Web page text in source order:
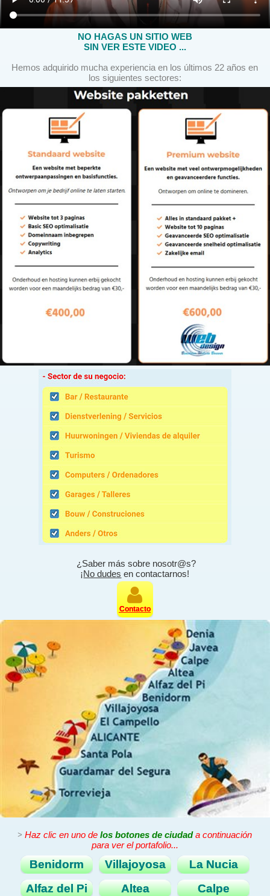
NO HAGAS UN SITIO WEB
SIN VER ESTE VIDEO ...
Hemos adquirido mucha experiencia en los últimos 22 años en
los siguientes sectores:
¿Saber más sobre nosotr@s?
¡No dudes en contactarnos!
Contacto
>Haz clic en uno delos botones de ciudada continuación
para ver el portafolio...
Benidorm Villajoyosa
La Nucia
Alfaz del Pi
Altea
Calpe